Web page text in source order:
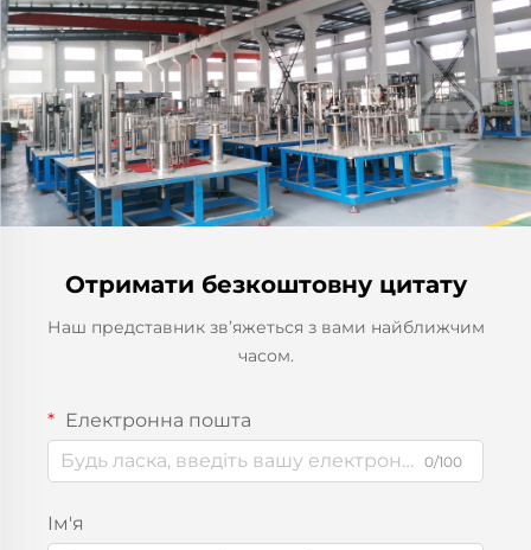
Отримати безкоштовну цитату
Наш представник зв’яжеться з вами найближчим
часом.
Електронна пошта
0/100
Ім'я